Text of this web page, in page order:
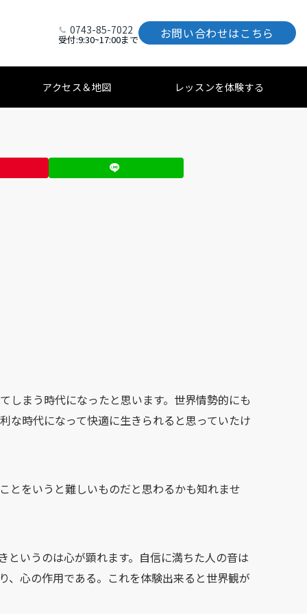
0743-85-7022
受付:9:30~17:00まで お問い合わせはこちら
アクセス＆地図 レッスンを体験する
しまう時代になったと思います。世界情勢的にも
な時代になって快適に生きられると思っていたけ
とをいうと難しいものだと思わるかも知れませ
いうのは心が顕れます。自信に満ちた人の音は
、心の作用である。これを体験出来ると世界観が